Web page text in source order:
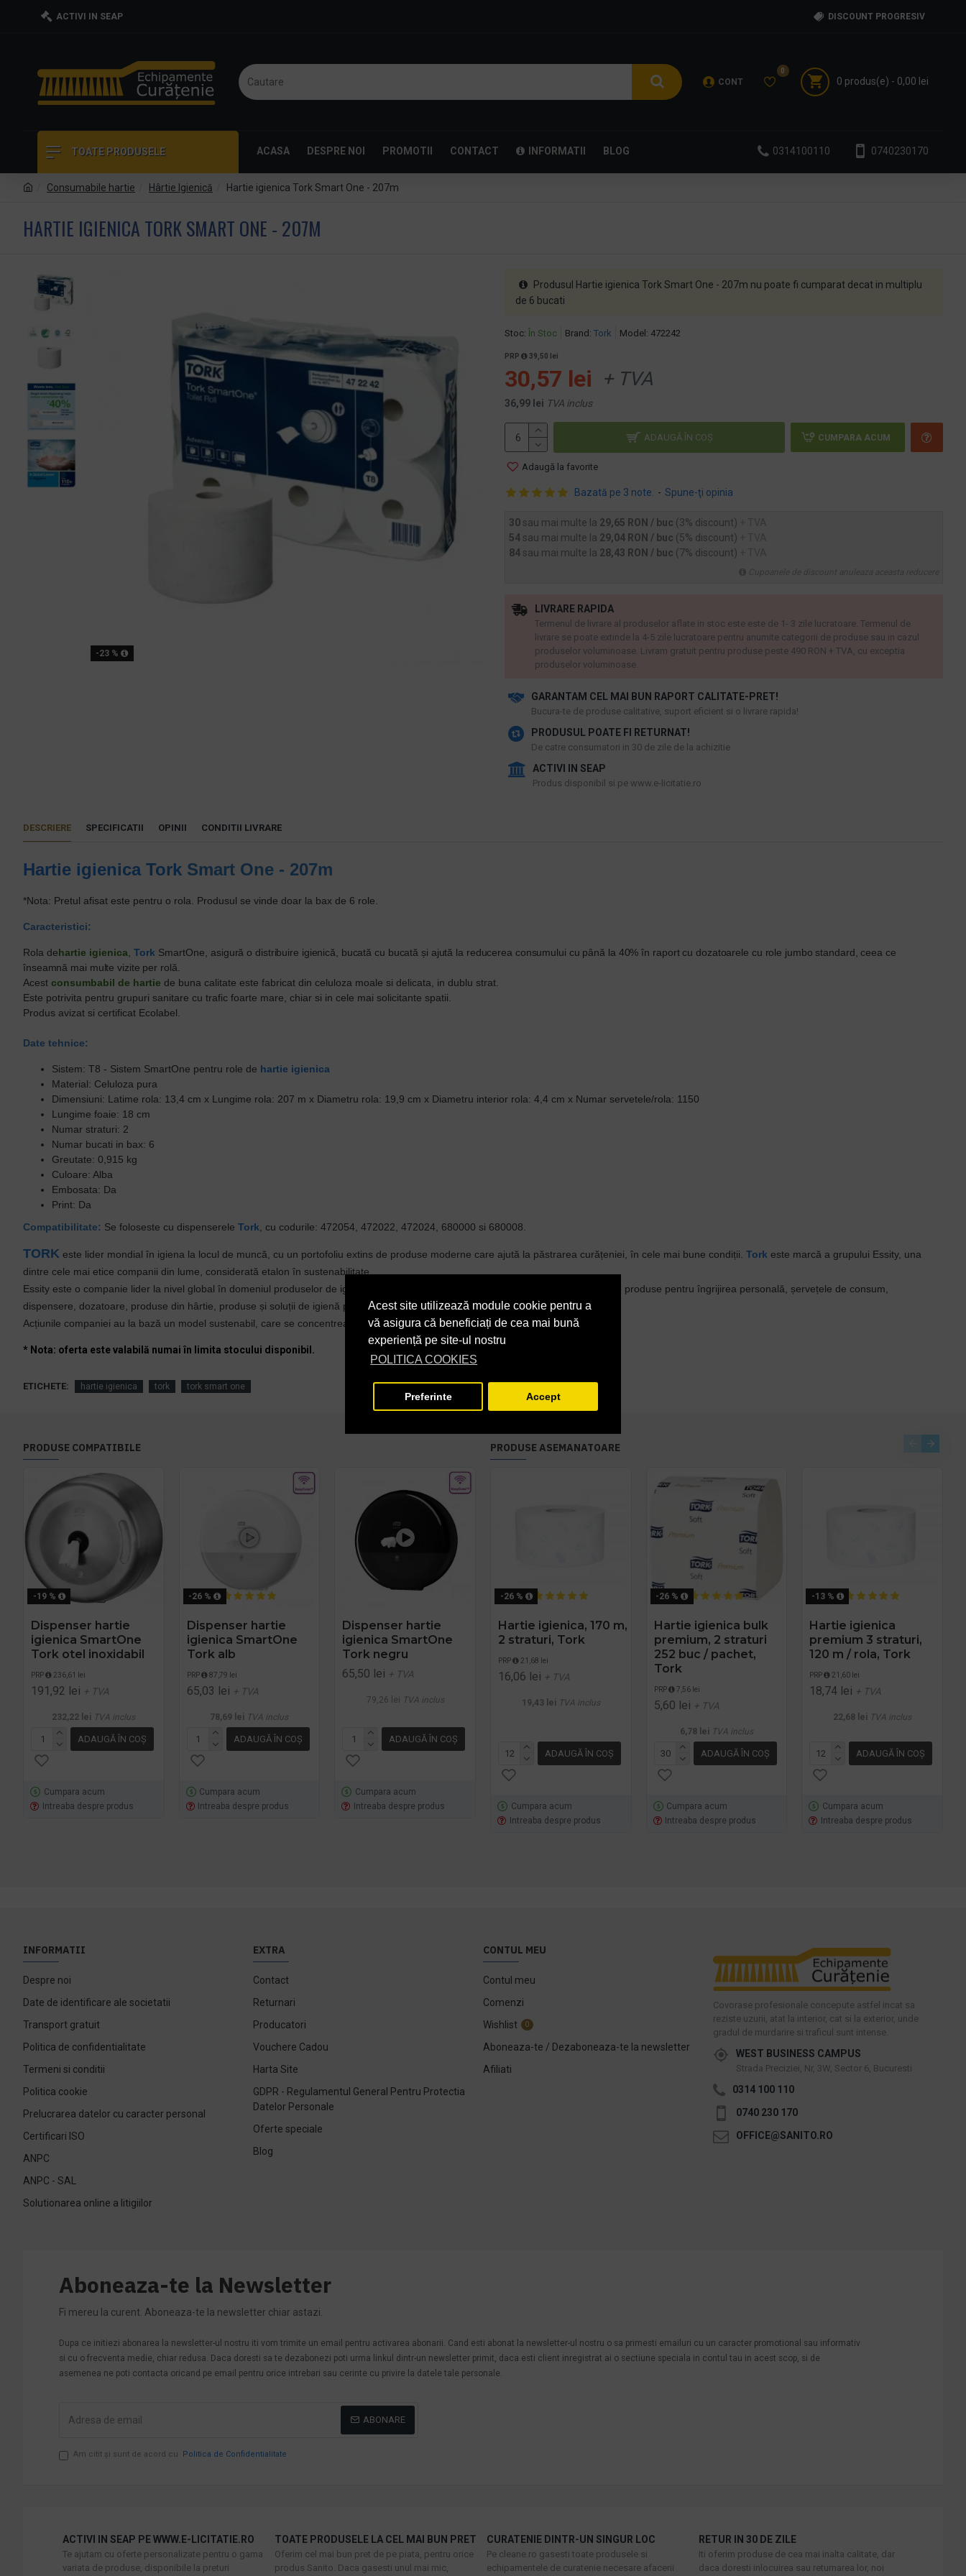
Acest site utilizează module cookie pentru a
vă asigura că beneficiați de cea mai bună
experiență pe site-ul nostru
POLITICA COOKIES
Preferinte Accept
ACTIVI IN SEAP DISCOUNT PROGRESIV
CONT
0
0 produs(e) - 0,00 lei
TOATE PRODUSELE ACASA DESPRE NOI PROMOTII CONTACT INFORMATII BLOG 0314100110 0740230170
Consumabile hartie Hârtie Igienică Hartie igienica Tork Smart One - 207m
HARTIE IGIENICA TORK SMART ONE - 207M
-23 %
Stoc: În Stoc Brand: Tork Model: 472242
Bazată pe 3 note. - Spune-ţi opinia
PRP 39,50 lei
30,57 lei + TVA
36,99 lei TVA inclus
ADAUGĂ ÎN COŞ CUMPARA ACUM
Adaugă la favorite
Produsul Hartie igienica Tork Smart One - 207m nu poate fi cumparat decat in multiplu
de 6 bucati
30 sau mai multe la 29,65 RON / buc (3% discount)
54 sau mai multe la 29,04 RON / buc (5% discount)
84 sau mai multe la 28,43 RON / buc (7% discount)
GARANTAM CEL MAI BUN RAPORT CALITATE-PRET!
​Bucura-te de produse calitative, suport eficient si o livrare rapida!
PRODUSUL POATE FI RETURNAT!
De catre consumatori in 30 de zile de la achizitie
ACTIVI IN SEAP
Produs disponibil si pe www.e-licitatie.ro
LIVRARE RAPIDA
Termenul de livrare al produselor aflate in stoc este este de 1- 3 zile lucratoare. Termenul de
livrare se poate extinde la 4-5 zile lucratoare pentru anumite categorii de produse sau in cazul
produselor voluminoase. Livram gratuit pentru produse peste 490 RON + TVA, cu exceptia
produselor voluminoase.
DESCRIERE SPECIFICATII OPINII CONDITII LIVRARE
Hartie igienica Tork Smart One - 207m
*Nota: Pretul afisat este pentru o rola. Produsul se vinde doar la bax de 6 role.
Caracteristici:
Rola dehartie igienica Tork SmartOne, asigură o distribuire igienică, bucată cu bucată și ajută la reducerea consumului cu până la 40% în raport cu dozatoarele cu role jumbo standard, ceea ce
înseamnă mai multe vizite per rolă.
Acest consumbabil de hartie de buna calitate este fabricat din celuloza moale si delicata, in dublu strat.
Este potrivita pentru grupuri sanitare cu trafic foarte mare, chiar si in cele mai solicitante spatii.
Produs avizat si certificat Ecolabel.
Date tehnice:
Sistem: T8 - Sistem SmartOne pentru role de hartie igienica
Material: Celuloza pura
Dimensiuni: Latime rola: 13,4 cm x Lungime rola: 207 m x Diametru rola: 19,9 cm x Diametru interior rola: 4,4 cm x Numar servetele/rola: 1150
Lungime foaie: 18 cm
Numar straturi: 2
Numar bucati in bax: 6
Greutate: 0,915 kg
Culoare: Alba
Embosata: Da
Print: Da
Compatibilitate: Se foloseste cu dispenserele Tork , cu codurile: 472054, 472022, 472024, 680000 si 680008.
TORK este lider mondial în igiena la locul de muncă, cu un portofoliu extins de produse moderne care ajută la păstrarea curățeniei, în cele mai bune condiții. Tork este marcă a grupului Essity, una
dintre cele mai etice companii din lume, considerată etalon în sustenabilitate.
Essity este o companie lider la nivel global în domeniul produselor de igienă și a sănătății dedicat elaborării, producerii și vânzării de produse pentru îngrijirea personală, șervețele de consum,
dispensere, dozatoare, produse din hârtie, produse și soluții de igienă profesionale.
Acțiunile companiei au la bază un model sustenabil, care se concentrează pe a crea valoare pentru oameni și natură.
* Nota: oferta este valabilă numai în limita stocului disponibil.
ETICHETE: hartie igienica tork tork smart one
PRODUSE COMPATIBILE
-19 %
Dispenser hartie
igienica SmartOne
Tork otel inoxidabil
PRP 236,61 lei
191,92 lei + TVA
232,22 lei TVA inclus
ADAUGĂ ÎN COŞ
Cumpara acum
Intreaba despre produs
-26 %
Dispenser hartie
igienica SmartOne
Tork alb
PRP 87,79 lei
65,03 lei + TVA
78,69 lei TVA inclus
ADAUGĂ ÎN COŞ
Cumpara acum
Intreaba despre produs
Dispenser hartie
igienica SmartOne
Tork negru
65,50 lei + TVA
79,26 lei TVA inclus
ADAUGĂ ÎN COŞ
Cumpara acum
Intreaba despre produs
PRODUSE ASEMANATOARE
-26 %
Hartie igienica, 170 m,
2 straturi, Tork
PRP 21,68 lei
16,06 lei + TVA
19,43 lei TVA inclus
ADAUGĂ ÎN COŞ
Cumpara acum
Intreaba despre produs
-26 %
Hartie igienica bulk
premium, 2 straturi
252 buc / pachet,
Tork
PRP 7,56 lei
5,60 lei + TVA
6,78 lei TVA inclus
ADAUGĂ ÎN COŞ
Cumpara acum
Intreaba despre produs
-13 %
Hartie igienica
premium 3 straturi,
120 m / rola, Tork
PRP 21,60 lei
18,74 lei + TVA
22,68 lei TVA inclus
ADAUGĂ ÎN COŞ
Cumpara acum
Intreaba despre produs
INFORMATII
Despre noi
Date de identificare ale societatii
Transport gratuit
Politica de confidentialitate
Termeni si conditii
Politica cookie
Prelucrarea datelor cu caracter personal
Certificari ISO
ANPC
ANPC - SAL
Solutionarea online a litigiilor
EXTRA
Contact
Returnari
Producatori
Vouchere Cadou
Harta Site
GDPR - Regulamentul General Pentru Protectia
Datelor Personale
Oferte speciale
Blog
CONTUL MEU
Contul meu
Comenzi
Wishlist
0
Aboneaza-te / Dezaboneaza-te la newsletter
Afiliati
Covorase profesionale concepute astfel incat sa
reziste uzurii, atat la interior, cat si la exterior, unde
gradul de murdarire si traficul sunt intense.
WEST BUSINESS CAMPUS
Strada Preciziei, Nr, 3W, Sector 6, Bucuresti
0314 100 110
0740 230 170
OFFICE@SANITO.RO
Aboneaza-te la Newsletter
Fi mereu la curent. Aboneaza-te la newsletter chiar astazi.
Dupa ce initiezi abonarea la newsletter-ul nostru iti vom trimite un email pentru activarea abonarii. Cand esti abonat la newsletter-ul nostru o sa primesti emailuri cu un caracter promotional sau informativ
si cu o frecventa medie, chiar redusa. Daca doresti sa te dezabonezi poti urma linkul dintr-un newsletter primit, daca esti client inregistrat ai o sectiune speciala in contul tau in acest scop, si de
asemenea ne poti contacta oricand pe email pentru orice intrebari sau cerinte cu privire la datele tale personale.
ABONARE
Am citit şi sunt de acord cu Politica de Confidentialitate
ACTIVI IN SEAP PE WWW.E-LICITATIE.RO
Te ajutam cu oferte personalizate pentru o gama
variata de produse, disponibile la preturi
TOATE PRODUSELE LA CEL MAI BUN PRET
Oferim cel mai bun pret de pe piata, pentru orice
produs Sanito. Daca gasesti unul mai mic,
CURATENIE DINTR-UN SINGUR LOC
Pe cleane.ro gasesti toate produsele si
echipamentele de curatenie necesare afacerii
RETUR IN 30 DE ZILE
Iti oferim produse de cea mai inalta calitate, dar
daca doresti inlocuirea sau returnarea lor, noi